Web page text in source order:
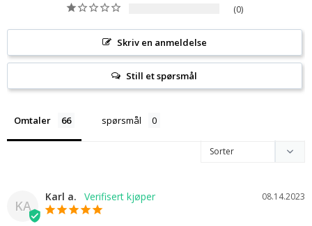
0
Skriv en anmeldelse
Still et spørsmål
Omtaler spørsmål
KA
08.14.2023
Karl a.